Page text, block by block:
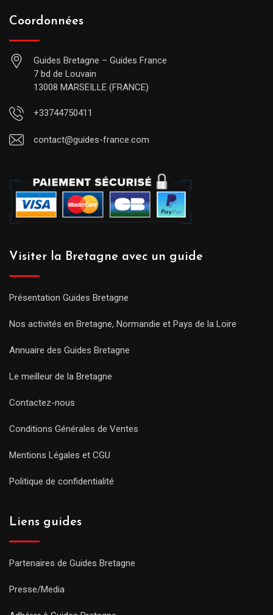
Coordonnées
Guides Bretagne – Guides France
7 bd de Louvain
13008 MARSEILLE (FRANCE)
+33744750411
contact@guides-france.com
Visiter la Bretagne avec un guide
Présentation Guides Bretagne
Nos activités en Bretagne, Normandie et Pays de la Loire
Annuaire des Guides Bretagne
Le meilleur de la Bretagne
Contactez-nous
Conditions Générales de Ventes
Mentions Légales et CGU
Politique de confidentialité
Liens guides
Partenaires de Guides Bretagne
Presse/Media